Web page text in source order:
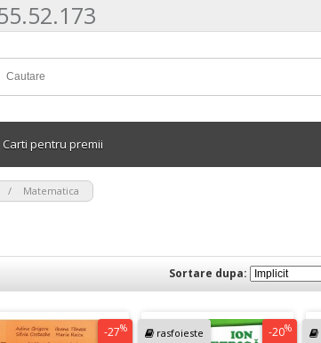
Carti pentru premii
Matematica
Sortare dupa:
-27% rasfoieste -20%